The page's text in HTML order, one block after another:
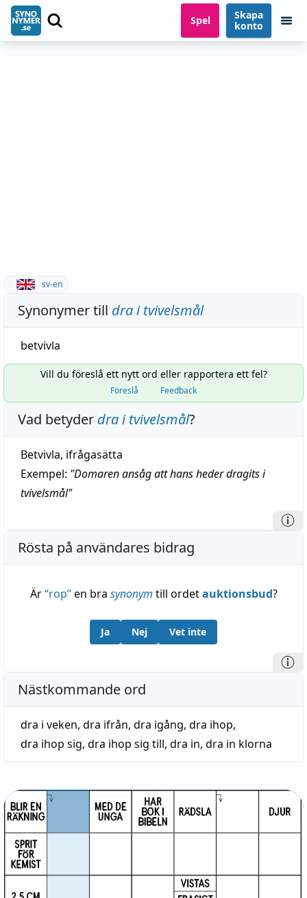
Spel
Skapa
konto
sv-en
Synonymer till dra i tvivelsmål
betvivla
Vill du föreslå ett nytt ord eller rapportera ett fel?
Föreslå Feedback
Vad betyder dra i tvivelsmål?
Betvivla, ifrågasätta
Exempel: "Domaren ansåg att hans heder dragits i
tvivelsmål"
Rösta på användares bidrag
Är“rop”en bra synonym till ordetauktionsbud?
Ja Nej Vet inte
Nästkommande ord
dra i veken, dra ifrån, dra igång, dra ihop,
dra ihop sig, dra ihop sig till, dra in, dra in klorna